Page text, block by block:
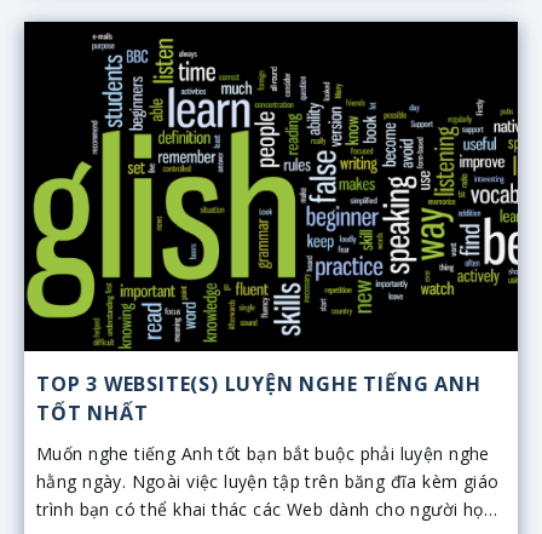
TOP 3 WEBSITE(S) LUYỆN NGHE TIẾNG ANH
TỐT NHẤT
Muốn nghe tiếng Anh tốt bạn bắt buộc phải luyện nghe
hằng ngày. Ngoài việc luyện tập trên băng đĩa kèm giáo
trình bạn có thể khai thác các Web dành cho người học